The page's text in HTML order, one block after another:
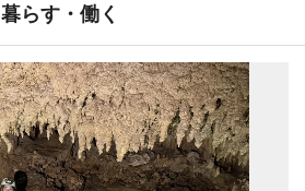
暮らす・働く